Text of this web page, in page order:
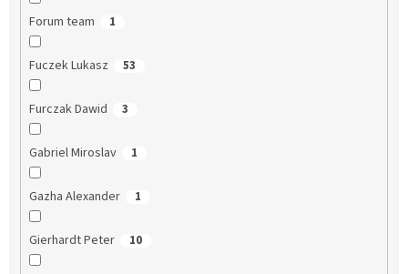
Forum team 1
Fuczek Lukasz 53
Furczak Dawid 3
Gabriel Miroslav 1
Gazha Alexander 1
Gierhardt Peter 10